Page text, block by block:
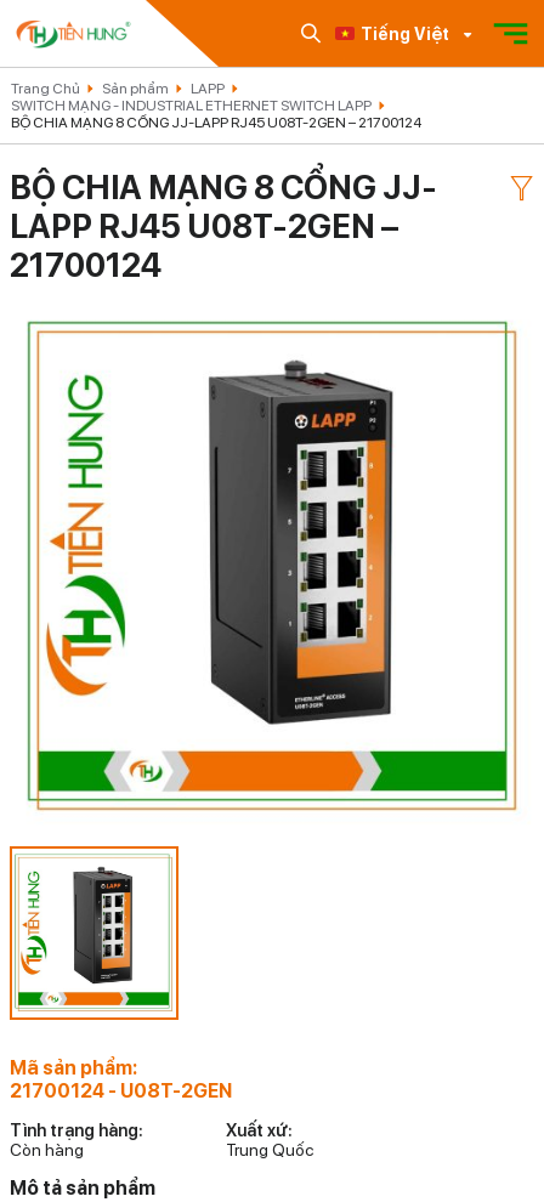
Tiếng Việt
Trang Chủ Sản phẩm
LAPP
SWITCH MẠNG - INDUSTRIAL ETHERNET SWITCH LAPP
BỘ CHIA MẠNG 8 CỔNG JJ-LAPP RJ45 U08T-2GEN – 21700124
BỘ CHIA MẠNG 8 CỔNG JJ-
LAPP RJ45 U08T-2GEN –
21700124
Mã sản phẩm:
21700124 - U08T-2GEN
Tình trạng hàng:
Còn hàng
Xuất xứ:
Trung Quốc
Mô tả sản phẩm